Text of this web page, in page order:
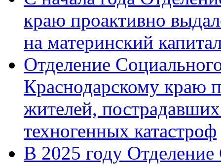
краю проактивно
на материнский
Отделение
Краснодарскому краю
жителей,
техногенных катастроф
В 2025 году